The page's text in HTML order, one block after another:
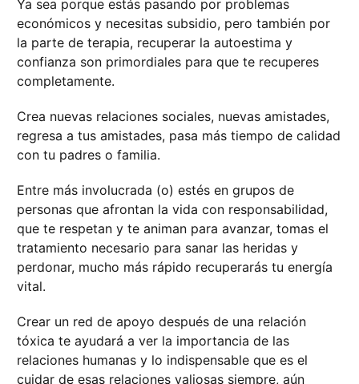
Ya sea porque estás pasando por problemas
económicos y necesitas subsidio, pero también por
la parte de terapia, recuperar la autoestima y
confianza son primordiales para que te recuperes
completamente.
Crea nuevas relaciones sociales, nuevas amistades,
regresa a tus amistades, pasa más tiempo de calidad
con tu padres o familia.
Entre más involucrada (o) estés en grupos de
personas que afrontan la vida con responsabilidad,
que te respetan y te animan para avanzar, tomas el
tratamiento necesario para sanar las heridas y
perdonar, mucho más rápido recuperarás tu energía
vital.
Crear un red de apoyo después de una relación
tóxica te ayudará a ver la importancia de las
relaciones humanas y lo indispensable que es el
cuidar de esas relaciones valiosas siempre, aún